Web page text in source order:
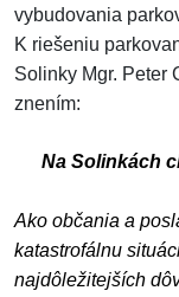
vybudovania
K riešeniu
Solinky Mgr. Peter
znením:
Na Solinkách
Ako občania a
katastrofálnu
najdôležitejších